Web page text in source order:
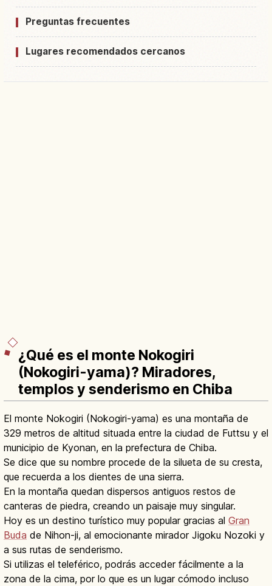
Preguntas frecuentes
Lugares recomendados cercanos
¿Qué es el monte Nokogiri
(Nokogiri-yama)? Miradores,
templos y senderismo en Chiba
El monte Nokogiri (Nokogiri-yama) es una montaña de
329 metros de altitud situada entre la ciudad de Futtsu y el
municipio de Kyonan, en la prefectura de Chiba.
Se dice que su nombre procede de la silueta de su cresta,
que recuerda a los dientes de una sierra.
En la montaña quedan dispersos antiguos restos de
canteras de piedra, creando un paisaje muy singular.
Hoy es un destino turístico muy popular gracias al Gran
Buda de Nihon-ji, al emocionante mirador Jigoku Nozoki y
a sus rutas de senderismo.
Si utilizas el teleférico, podrás acceder fácilmente a la
zona de la cima, por lo que es un lugar cómodo incluso